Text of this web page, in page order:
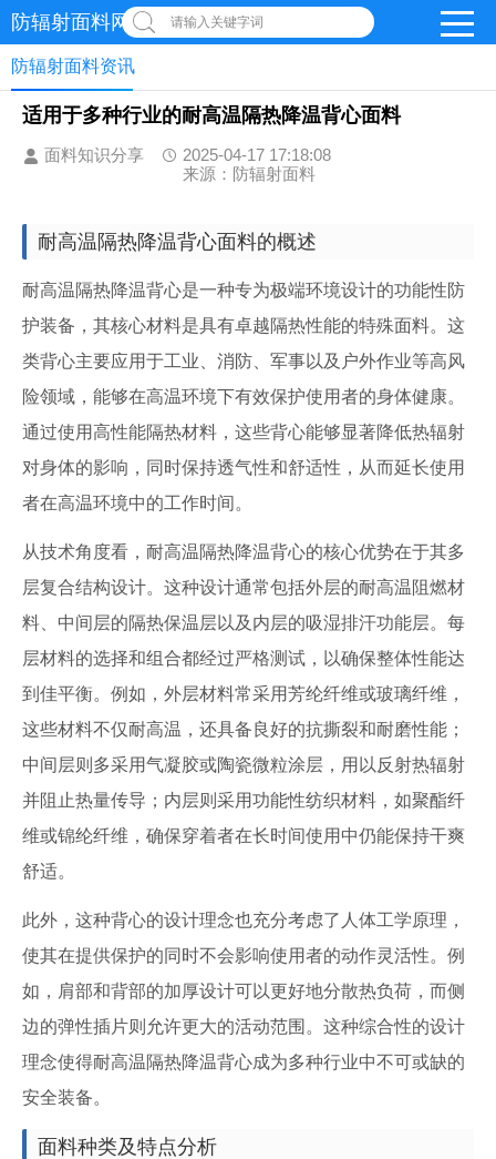
防辐射面料网 请输入关键字词
防辐射面料资讯
适用于多种行业的耐高温隔热降温背心面料
面料知识分享
2025-04-17 17:18:08
来源：防辐射面料
耐高温隔热降温背心面料的概述
耐高温隔热降温背心是一种专为极端环境设计的功能性防
护装备，其核心材料是具有卓越隔热性能的特殊面料。这
类背心主要应用于工业、消防、军事以及户外作业等高风
险领域，能够在高温环境下有效保护使用者的身体健康。
通过使用高性能隔热材料，这些背心能够显著降低热辐射
对身体的影响，同时保持透气性和舒适性，从而延长使用
者在高温环境中的工作时间。
从技术角度看，耐高温隔热降温背心的核心优势在于其多
层复合结构设计。这种设计通常包括外层的耐高温阻燃材
料、中间层的隔热保温层以及内层的吸湿排汗功能层。每
层材料的选择和组合都经过严格测试，以确保整体性能达
到佳平衡。例如，外层材料常采用芳纶纤维或玻璃纤维，
这些材料不仅耐高温，还具备良好的抗撕裂和耐磨性能；
中间层则多采用气凝胶或陶瓷微粒涂层，用以反射热辐射
并阻止热量传导；内层则采用功能性纺织材料，如聚酯纤
维或锦纶纤维，确保穿着者在长时间使用中仍能保持干爽
舒适。
此外，这种背心的设计理念也充分考虑了人体工学原理，
使其在提供保护的同时不会影响使用者的动作灵活性。例
如，肩部和背部的加厚设计可以更好地分散热负荷，而侧
边的弹性插片则允许更大的活动范围。这种综合性的设计
理念使得耐高温隔热降温背心成为多种行业中不可或缺的
安全装备。
面料种类及特点分析